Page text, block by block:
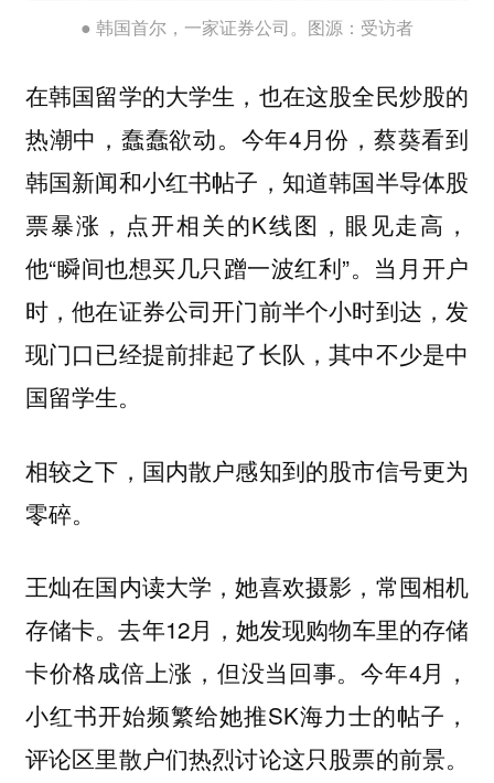
● 韩国首尔，一家证券公司。图源：受访者
在韩国留学的大学生，也在这股全民炒股的
热潮中，蠢蠢欲动。今年4月份，蔡葵看到
韩国新闻和小红书帖子，知道韩国半导体股
票暴涨，点开相关的K线图，眼见走高，
他“瞬间也想买几只蹭一波红利”。当月开户
时，他在证券公司开门前半个小时到达，发
现门口已经提前排起了长队，其中不少是中
国留学生。
相较之下，国内散户感知到的股市信号更为
零碎。
王灿在国内读大学，她喜欢摄影，常囤相机
存储卡。去年12月，她发现购物车里的存储
卡价格成倍上涨，但没当回事。今年4月，
小红书开始频繁给她推SK海力士的帖子，
评论区里散户们热烈讨论这只股票的前景。